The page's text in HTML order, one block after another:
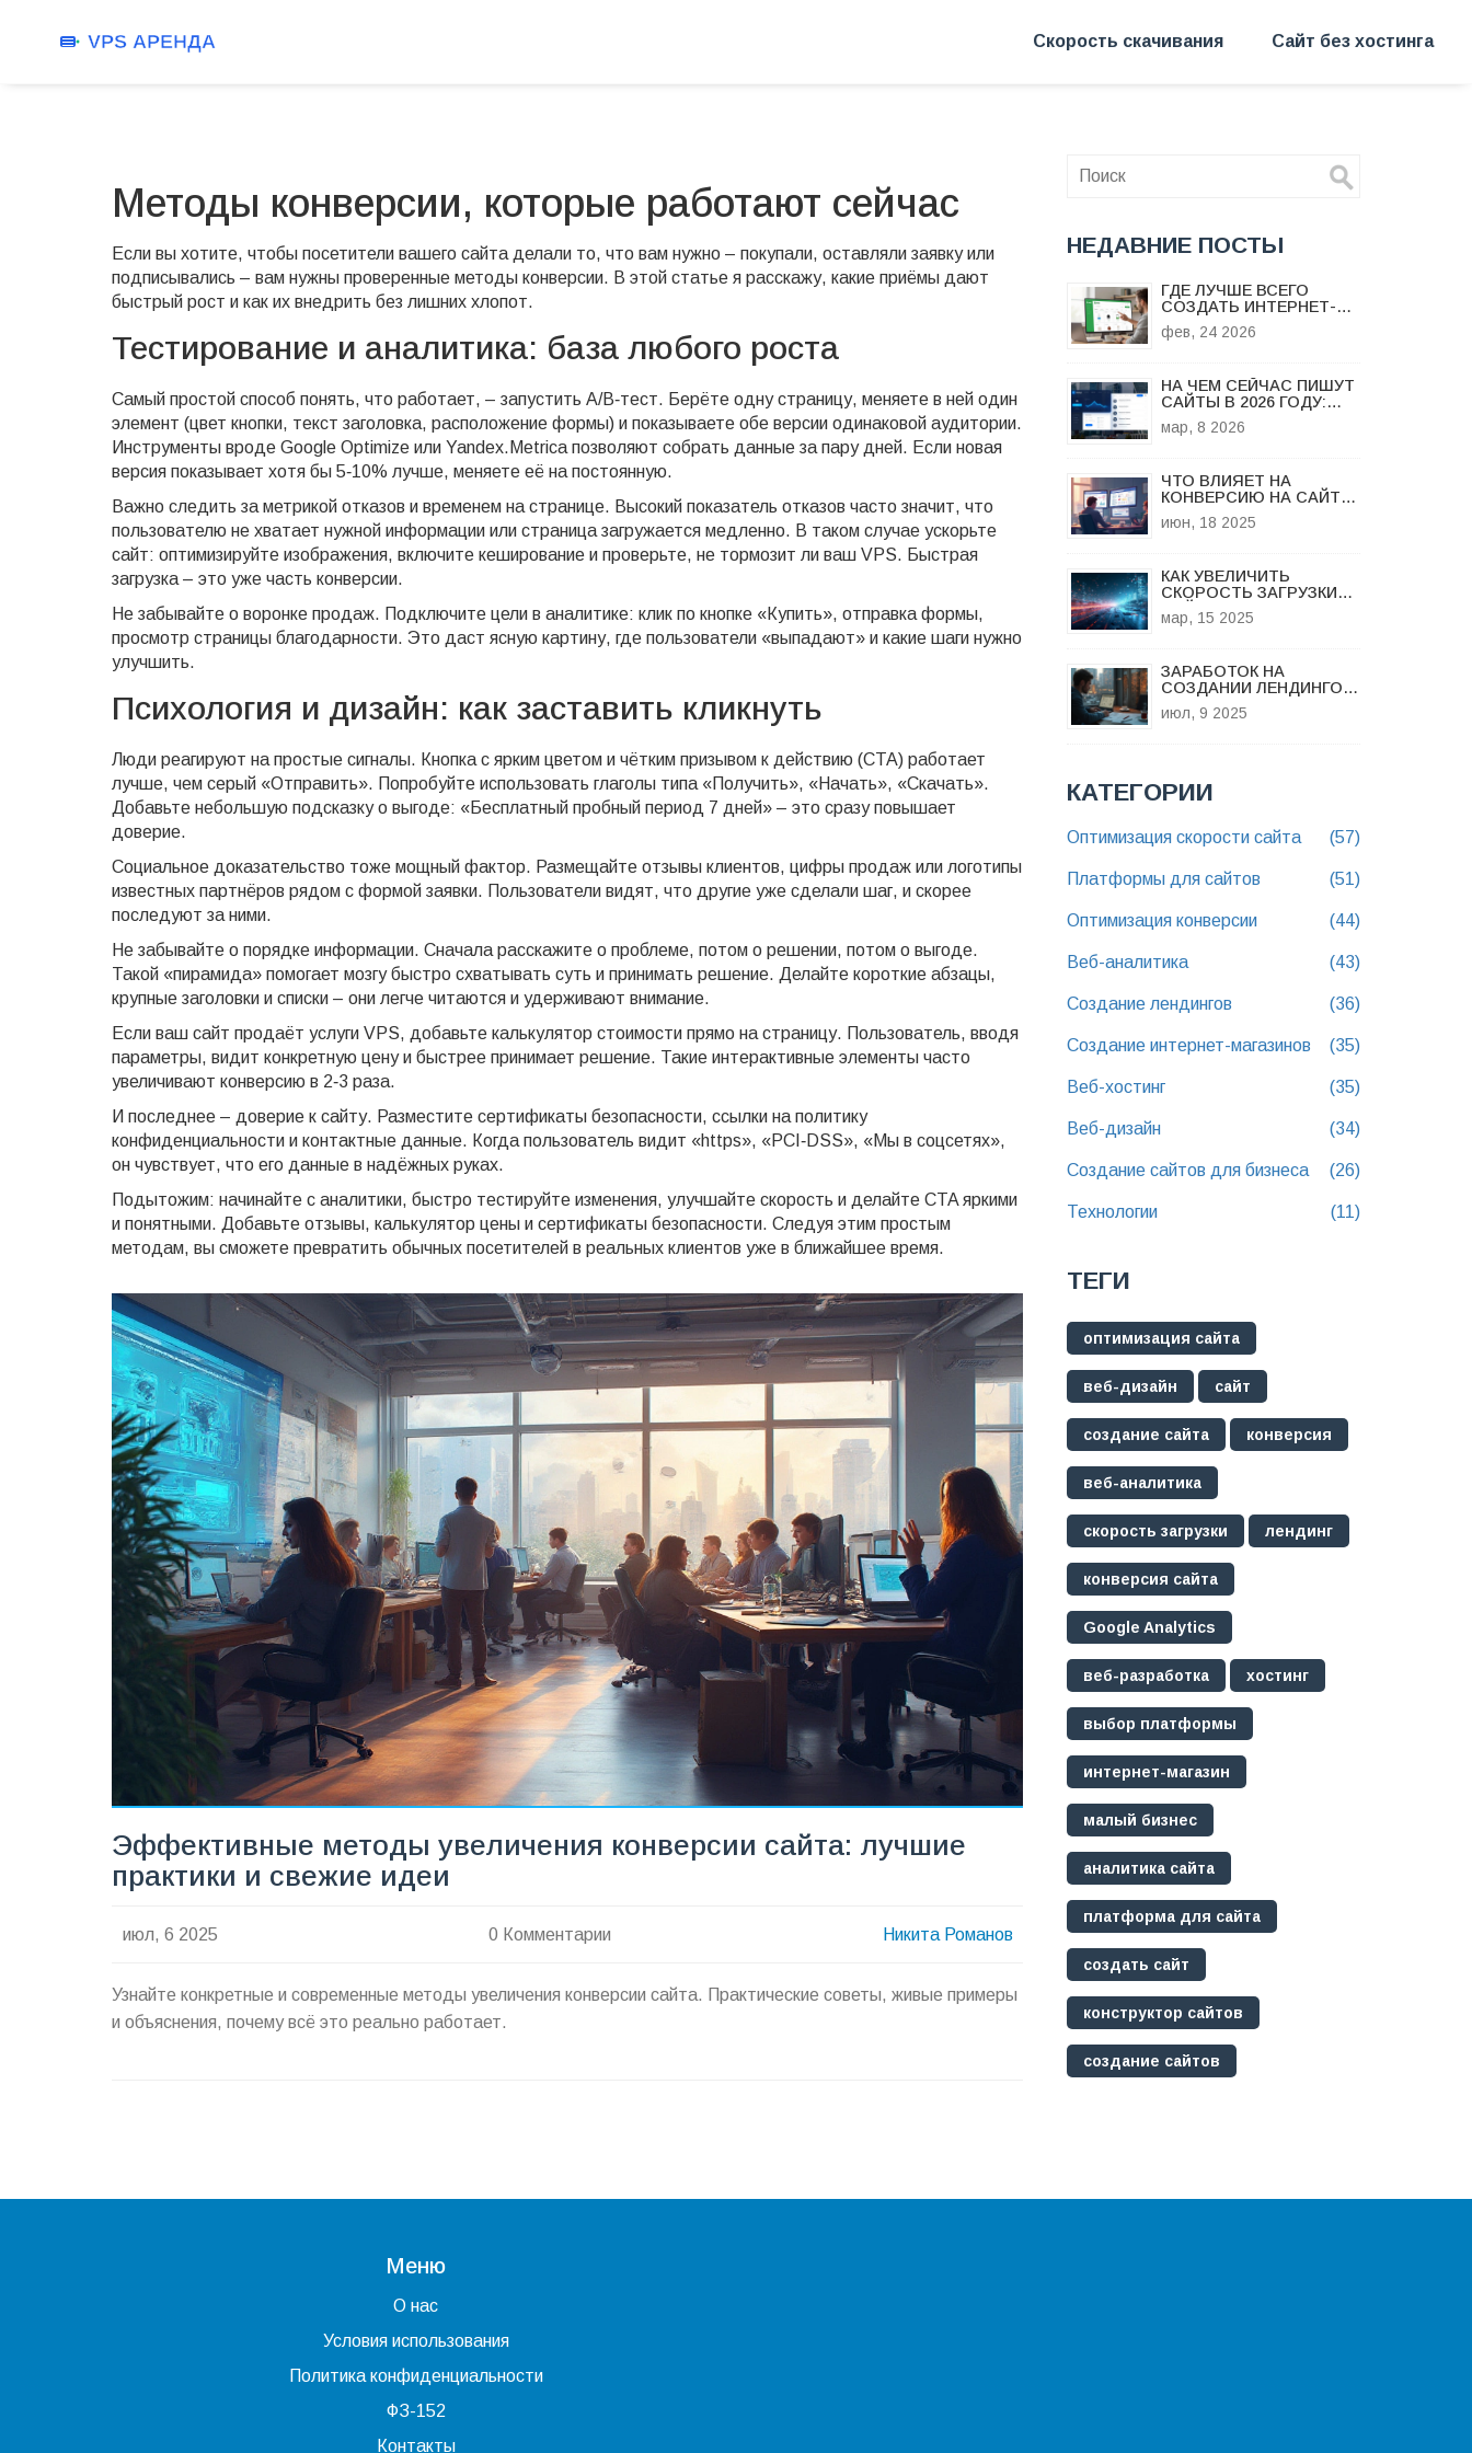
Скорость скачивания Сайт без хостинга
Методы конверсии, которые работают сейчас
Если вы хотите, чтобы посетители вашего сайта делали то, что вам нужно – покупали, оставляли заявку или
подписывались – вам нужны проверенные методы конверсии. В этой статье я расскажу, какие приёмы дают
быстрый рост и как их внедрить без лишних хлопот.
Тестирование и аналитика: база любого роста
Самый простой способ понять, что работает, – запустить A/B‑тест. Берёте одну страницу, меняете в ней один
элемент (цвет кнопки, текст заголовка, расположение формы) и показываете обе версии одинаковой аудитории.
Инструменты вроде Google Optimize или Yandex.Metrica позволяют собрать данные за пару дней. Если новая
версия показывает хотя бы 5‑10% лучше, меняете её на постоянную.
Важно следить за метрикой отказов и временем на странице. Высокий показатель отказов часто значит, что
пользователю не хватает нужной информации или страница загружается медленно. В таком случае ускорьте
сайт: оптимизируйте изображения, включите кеширование и проверьте, не тормозит ли ваш VPS. Быстрая
загрузка – это уже часть конверсии.
Не забывайте о воронке продаж. Подключите цели в аналитике: клик по кнопке «Купить», отправка формы,
просмотр страницы благодарности. Это даст ясную картину, где пользователи «выпадают» и какие шаги нужно
улучшить.
Психология и дизайн: как заставить кликнуть
Люди реагируют на простые сигналы. Кнопка с ярким цветом и чётким призывом к действию (CTA) работает
лучше, чем серый «Отправить». Попробуйте использовать глаголы типа «Получить», «Начать», «Скачать».
Добавьте небольшую подсказку о выгоде: «Бесплатный пробный период 7 дней» – это сразу повышает
доверие.
Социальное доказательство тоже мощный фактор. Размещайте отзывы клиентов, цифры продаж или логотипы
известных партнёров рядом с формой заявки. Пользователи видят, что другие уже сделали шаг, и скорее
последуют за ними.
Не забывайте о порядке информации. Сначала расскажите о проблеме, потом о решении, потом о выгоде.
Такой «пирамида» помогает мозгу быстро схватывать суть и принимать решение. Делайте короткие абзацы,
крупные заголовки и списки – они легче читаются и удерживают внимание.
Если ваш сайт продаёт услуги VPS, добавьте калькулятор стоимости прямо на страницу. Пользователь, вводя
параметры, видит конкретную цену и быстрее принимает решение. Такие интерактивные элементы часто
увеличивают конверсию в 2‑3 раза.
И последнее – доверие к сайту. Разместите сертификаты безопасности, ссылки на политику
конфиденциальности и контактные данные. Когда пользователь видит «https», «PCI‑DSS», «Мы в соцсетях»,
он чувствует, что его данные в надёжных руках.
Подытожим: начинайте с аналитики, быстро тестируйте изменения, улучшайте скорость и делайте CTA яркими
и понятными. Добавьте отзывы, калькулятор цены и сертификаты безопасности. Следуя этим простым
методам, вы сможете превратить обычных посетителей в реальных клиентов уже в ближайшее время.
Эффективные методы увеличения конверсии сайта: лучшие
практики и свежие идеи
июл, 6 2025 0 Комментарии Никита Романов
Узнайте конкретные и современные методы увеличения конверсии сайта. Практические советы, живые примеры
и объяснения, почему всё это реально работает.
НЕДАВНИЕ ПОСТЫ
ГДЕ ЛУЧШЕ ВСЕГО
СОЗДАТЬ ИНТЕРНЕТ-
МАГАЗИН В 2026 ГОДУ
фев, 24 2026
НА ЧЕМ СЕЙЧАС ПИШУТ
САЙТЫ В 2026 ГОДУ:
ЛУЧШИЕ ПЛАТФОРМЫ И
ТЕХНОЛОГИИ
мар, 8 2026
ЧТО ВЛИЯЕТ НА
КОНВЕРСИЮ НА САЙТЕ:
ГЛАВНЫЕ ФАКТОРЫ
июн, 18 2025
КАК УВЕЛИЧИТЬ
СКОРОСТЬ ЗАГРУЗКИ
САЙТА
мар, 15 2025
ЗАРАБОТОК НА
СОЗДАНИИ ЛЕНДИНГОВ:
СКОЛЬКО ПЛАТЯТ ЗА
РАЗРАБОТКУ И КАК
июл, 9 2025
КАТЕГОРИИ
Оптимизация скорости сайта (57)
Платформы для сайтов (51)
Оптимизация конверсии (44)
Веб-аналитика (43)
Создание лендингов (36)
Создание интернет-магазинов (35)
Веб-хостинг (35)
Веб-дизайн (34)
Создание сайтов для бизнеса (26)
Технологии (11)
ТЕГИ
оптимизация сайта
веб-дизайн сайт
создание сайта конверсия
веб-аналитика
скорость загрузки лендинг
конверсия сайта
Google Analytics
веб-разработка хостинг
выбор платформы
интернет-магазин
малый бизнес
аналитика сайта
платформа для сайта
создать сайт
конструктор сайтов
создание сайтов
Меню
О нас
Условия использования
Политика конфиденциальности
ФЗ-152
Контакты